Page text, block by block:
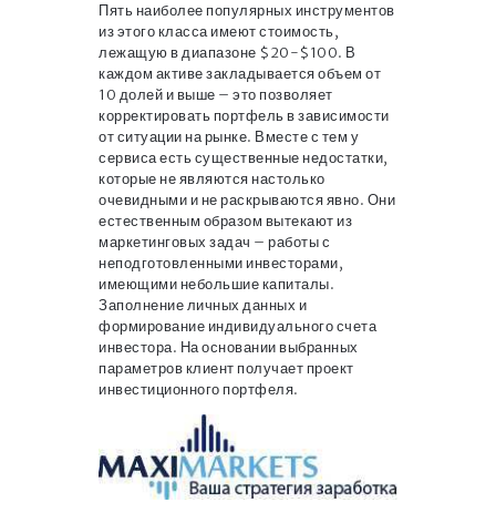
Пять наиболее популярных инструментов
из этого класса имеют стоимость,
лежащую в диапазоне $20-$100. В
каждом активе закладывается объем от
10 долей и выше – это позволяет
корректировать портфель в зависимости
от ситуации на рынке. Вместе с тем у
сервиса есть существенные недостатки,
которые не являются настолько
очевидными и не раскрываются явно. Они
естественным образом вытекают из
маркетинговых задач – работы с
неподготовленными инвесторами,
имеющими небольшие капиталы.
Заполнение личных данных и
формирование индивидуального счета
инвестора. На основании выбранных
параметров клиент получает проект
инвестиционного портфеля.